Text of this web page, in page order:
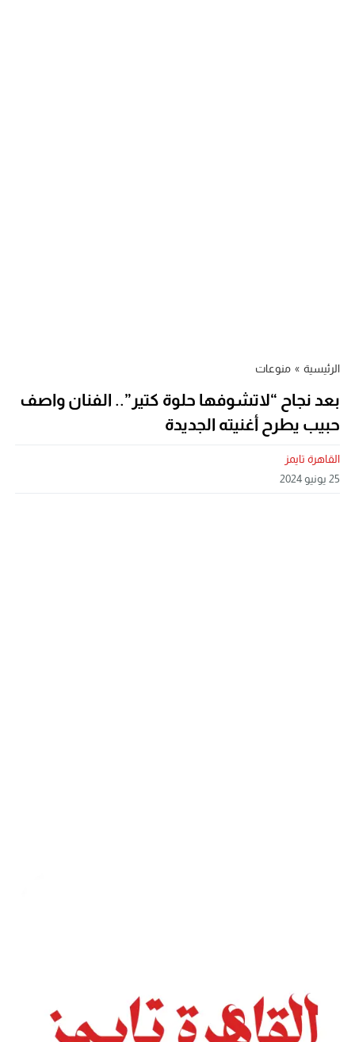
الرئيسية » منوعات
بعد نجاح “لاتشوفها حلوة كتير”.. الفنان واصف
حبيب يطرح أغنيته الجديدة
القاهرة تايمز
25 يونيو 2024